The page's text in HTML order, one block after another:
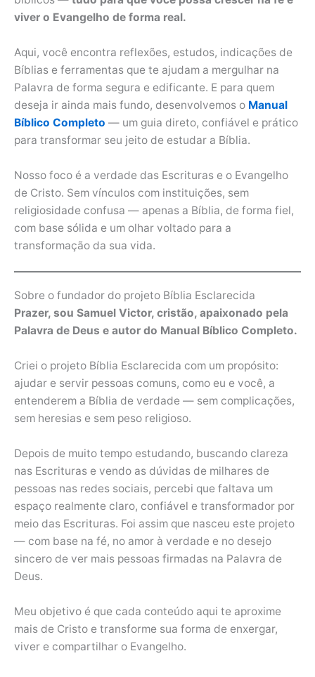
viver o Evangelho de forma real.
Aqui, você encontra reflexões, estudos, indicações de
Bíblias e ferramentas que te ajudam a mergulhar na
Palavra de forma segura e edificante. E para quem
deseja ir ainda mais fundo, desenvolvemos o Manual
Bíblico Completo — um guia direto, confiável e prático
para transformar seu jeito de estudar a Bíblia.
Nosso foco é a verdade das Escrituras e o Evangelho
de Cristo. Sem vínculos com instituições, sem
religiosidade confusa — apenas a Bíblia, de forma fiel,
com base sólida e um olhar voltado para a
transformação da sua vida.
Sobre o fundador do projeto Bíblia Esclarecida
Prazer, sou Samuel Victor, cristão, apaixonado pela
Palavra de Deus e autor do Manual Bíblico Completo.
Criei o projeto Bíblia Esclarecida com um propósito:
ajudar e servir pessoas comuns, como eu e você, a
entenderem a Bíblia de verdade — sem complicações,
sem heresias e sem peso religioso.
Depois de muito tempo estudando, buscando clareza
nas Escrituras e vendo as dúvidas de milhares de
pessoas nas redes sociais, percebi que faltava um
espaço realmente claro, confiável e transformador por
meio das Escrituras. Foi assim que nasceu este projeto
— com base na fé, no amor à verdade e no desejo
sincero de ver mais pessoas firmadas na Palavra de
Deus.
Meu objetivo é que cada conteúdo aqui te aproxime
mais de Cristo e transforme sua forma de enxergar,
viver e compartilhar o Evangelho.